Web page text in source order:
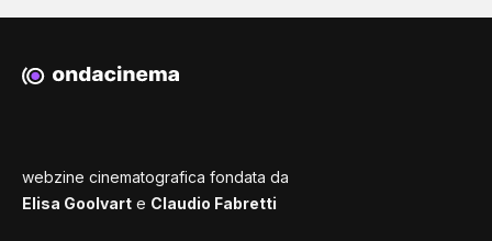
webzine cinematografica fondata da
Elisa Goolvart e Claudio Fabretti